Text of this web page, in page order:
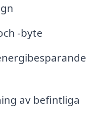
-byte
av befintliga